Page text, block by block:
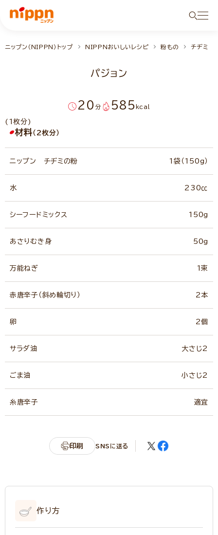
ニップン（NIPPN）トップ NIPPNおいしいレシピ 粉もの チヂミ
パジョン
20 分 585 kcal
(1枚分)
材料（2枚分）
ニップン チヂミの粉 1袋（150g）
水 230㏄
シーフードミックス 150g
あさりむき身 50g
万能ねぎ 1束
赤唐辛子（斜め輪切り） 2本
卵 2個
サラダ油 大さじ2
ごま油 小さじ2
糸唐辛子 適宜
印刷 SNSに送る
作り方